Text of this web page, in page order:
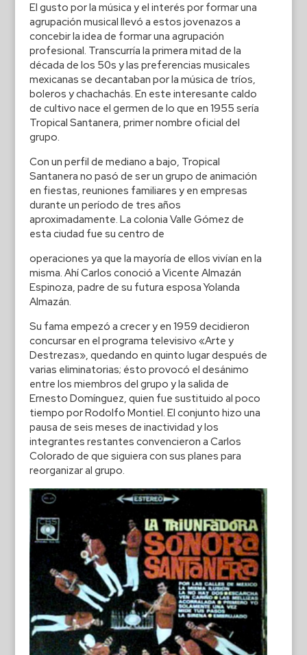
El gusto por la música y el interés por formar una
agrupación musical llevó a estos jovenazos a
concebir la idea de formar una agrupación
profesional. Transcurría la primera mitad de la
década de los 50s y las preferencias musicales
mexicanas se decantaban por la música de tríos,
boleros y chachachás. En este interesante caldo
de cultivo nace el germen de lo que en 1955 sería
Tropical Santanera, primer nombre oficial del
grupo.
Con un perfil de mediano a bajo, Tropical
Santanera no pasó de ser un grupo de animación
en fiestas, reuniones familiares y en empresas
durante un período de tres años
aproximadamente. La colonia Valle Gómez de
esta ciudad fue su centro de
operaciones ya que la mayoría de ellos vivían en la
misma. Ahí Carlos conoció a Vicente Almazán
Espinoza, padre de su futura esposa Yolanda
Almazán.
Su fama empezó a crecer y en 1959 decidieron
concursar en el programa televisivo «Arte y
Destrezas», quedando en quinto lugar después de
varias eliminatorias; ésto provocó el desánimo
entre los miembros del grupo y la salida de
Ernesto Domínguez, quien fue sustituido al poco
tiempo por Rodolfo Montiel. El conjunto hizo una
pausa de seis meses de inactividad y los
integrantes restantes convencieron a Carlos
Colorado de que siguiera con sus planes para
reorganizar al grupo.